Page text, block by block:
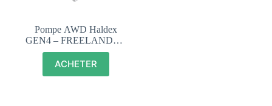
Pompe AWD Haldex
GEN4 – FREELANDER
2 – LR008958
ACHETER